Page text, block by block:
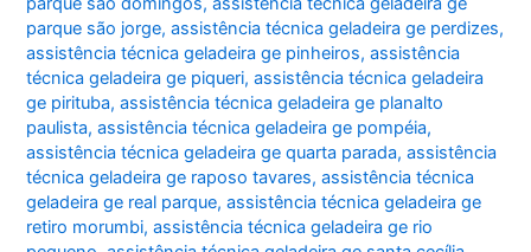
parque são jorge,assistência técnica geladeira ge perdizes,
assistência técnica geladeira ge pinheiros,assistência
técnica geladeira ge piqueri,assistência técnica geladeira
ge pirituba,assistência técnica geladeira ge planalto
paulista,assistência técnica geladeira ge pompéia,
assistência técnica geladeira ge quarta parada,assistência
técnica geladeira ge raposo tavares,assistência técnica
geladeira ge real parque,assistência técnica geladeira ge
retiro morumbi,assistência técnica geladeira ge rio